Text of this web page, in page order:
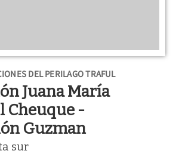
DEL PERILAGO TRAFUL
Juana María
-
Guzman
sur